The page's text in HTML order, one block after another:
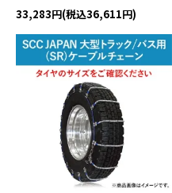
33,283円(税込36,611円)